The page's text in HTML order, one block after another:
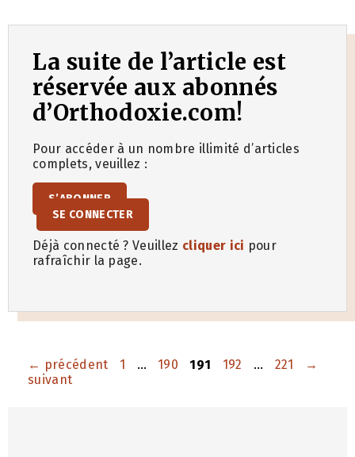
La suite de l’article est
réservée aux abonnés
d’Orthodoxie.com!
Pour accéder à un nombre illimité d’articles
complets, veuillez :
S’ABONNER
SE CONNECTER
Déjà connecté ? Veuillez cliquer ici pour
rafraîchir la page.
← précédent Page
1 … Page
190 Page
191 Page
192 … Page
221
→
suivant